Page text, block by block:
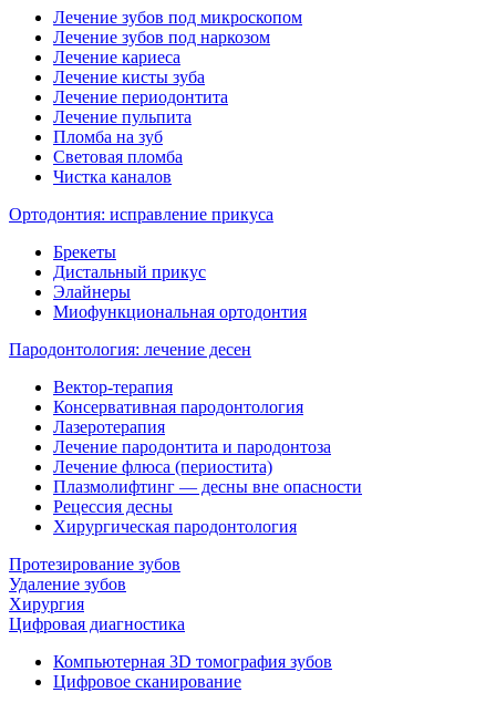
Лечение зубов под микроскопом
Лечение зубов под наркозом
Лечение кариеса
Лечение кисты зуба
Лечение периодонтита
Лечение пульпита
Пломба на зуб
Световая пломба
Чистка каналов
Ортодонтия: исправление прикуса
Брекеты
Дистальный прикус
Элайнеры
Миофункциональная ортодонтия
Пародонтология: лечение десен
Вектор-терапия
Консервативная пародонтология
Лазеротерапия
Лечение пародонтита и пародонтоза
Лечение флюса (периостита)
Плазмолифтинг — десны вне опасности
Рецессия десны
Хирургическая пародонтология
Протезирование зубов
Удаление зубов
Хирургия
Цифровая диагностика
Компьютерная 3D томография зубов
Цифровое сканирование